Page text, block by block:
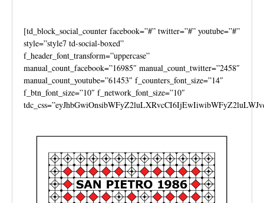
[td_block_social_counter facebook=”#” twitter=”#” youtube=”#”
style=”style7 td-social-boxed”
f_header_font_transform=”uppercase”
manual_count_facebook=”16985″ manual_count_twitter=”2458″
manual_count_youtube=”61453″ f_counters_font_size=”14″
f_btn_font_size=”10″ f_network_font_size=”10″